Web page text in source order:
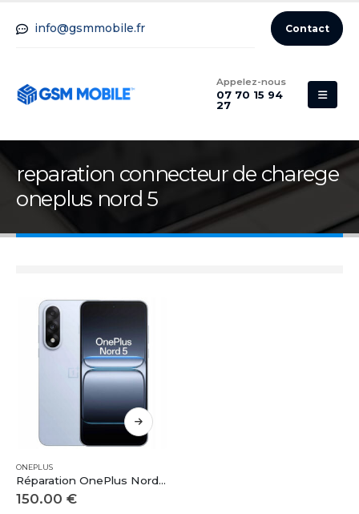
info@gsmmobile.fr Contact
Appelez-nous
07 70 15 94
27
reparation connecteur de charege
oneplus nord 5
ONEPLUS
Réparation OnePlus Nord 5
150.00 €